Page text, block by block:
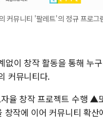
커뮤니티 '팔레트'의 정규 프로
없이 창작 활동을 통해 누
커뮤니티다.
율 창작 프로젝트 수행 ▲
작에 이어 커뮤니티 확